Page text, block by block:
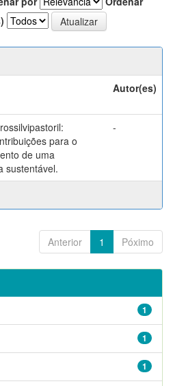
Autor(es)
para o
de uma
sustentável.
-
Anterior 1 Póximo
1
1
1